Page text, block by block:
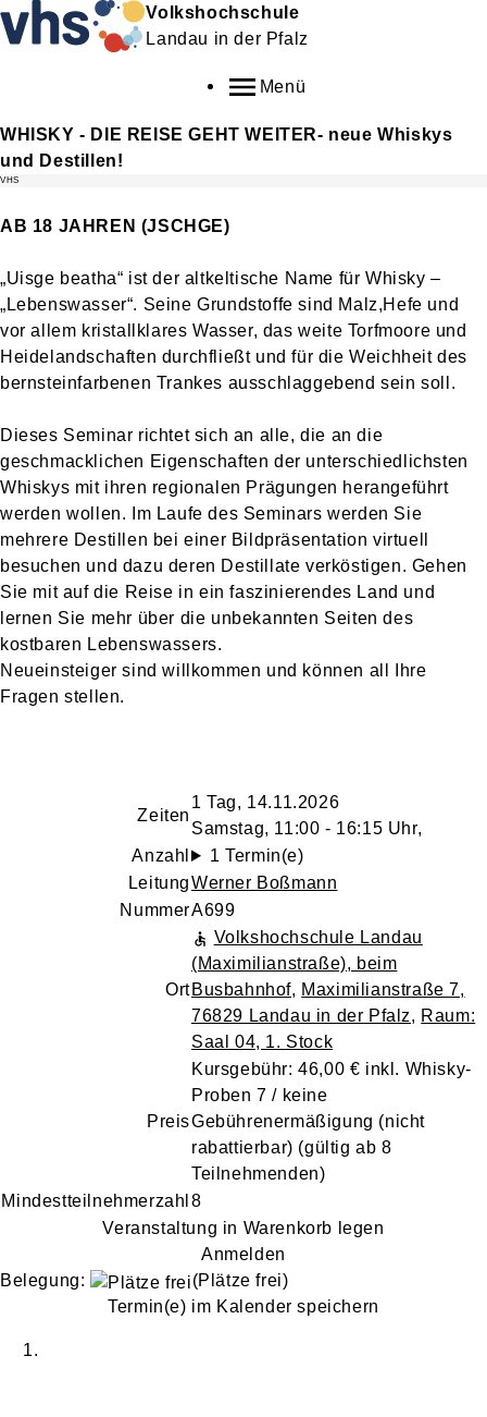
Volkshochschule
Landau in der Pfalz
Menü
WHISKY - DIE REISE GEHT WEITER- neue Whiskys
und Destillen!
VHS
AB 18 JAHREN (JSCHGE)
„Uisge beatha“ ist der altkeltische Name für Whisky –
„Lebenswasser“. Seine Grundstoffe sind Malz,Hefe und
vor allem kristallklares Wasser, das weite Torfmoore und
Heidelandschaften durchfließt und für die Weichheit des
bernsteinfarbenen Trankes ausschlaggebend sein soll.
Dieses Seminar richtet sich an alle, die an die
geschmacklichen Eigenschaften der unterschiedlichsten
Whiskys mit ihren regionalen Prägungen herangeführt
werden wollen. Im Laufe des Seminars werden Sie
mehrere Destillen bei einer Bildpräsentation virtuell
besuchen und dazu deren Destillate verköstigen. Gehen
Sie mit auf die Reise in ein faszinierendes Land und
lernen Sie mehr über die unbekannten Seiten des
kostbaren Lebenswassers.
Neueinsteiger sind willkommen und können all Ihre
Fragen stellen.
Zeiten
1 Tag, 14.11.2026
Samstag, 11:00 - 16:15 Uhr,
Anzahl
1 Termin(e)
LeitungWerner Boßmann
NummerA699
Ort
Volkshochschule Landau
(Maximilianstraße), beim
Busbahnhof, Maximilianstraße 7,
76829 Landau in der Pfalz, Raum:
Saal 04, 1. Stock
Preis
Kursgebühr: 46,00 € inkl. Whisky-
Proben 7 / keine
Gebührenermäßigung (nicht
rabattierbar) (gültig ab 8
Teilnehmenden)
Mindestteilnehmerzahl 8
Veranstaltung in Warenkorb legen
Anmelden
Belegung:
(Plätze frei)
Termin(e) im Kalender speichern